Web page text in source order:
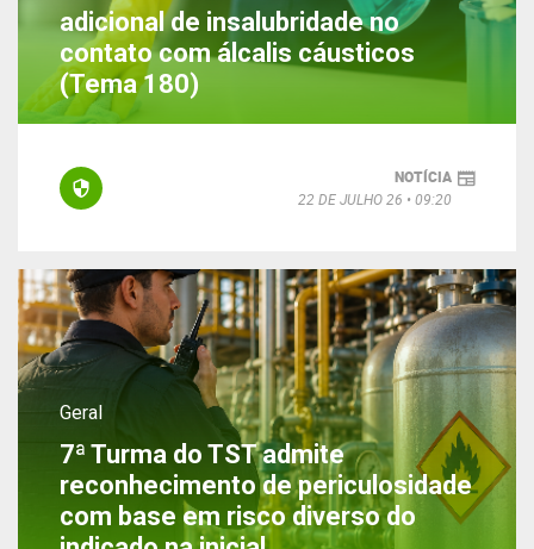
adicional de insalubridade no
contato com álcalis cáusticos
(Tema 180)
NOTÍCIA
22 DE JULHO 26
09:20
Geral
7ª Turma do TST admite
reconhecimento de periculosidade
com base em risco diverso do